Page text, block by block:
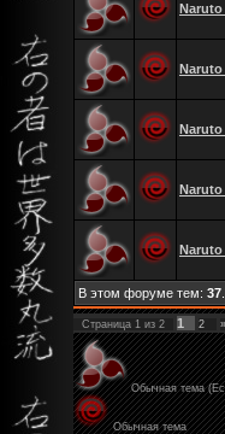
Naruto
Naruto
Naruto
Naruto
В этом форуме тем: 37
Страница 1 из 2 1 2 »
Обычная тема
Обычная тема